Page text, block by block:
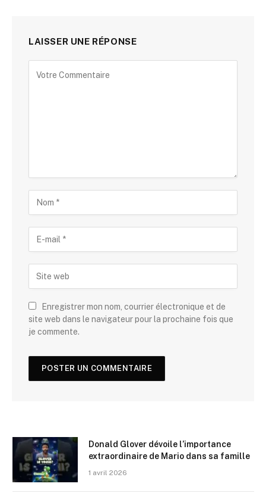
LAISSER UNE RÉPONSE
Enregistrer mon nom, courrier électronique et de
site web dans le navigateur pour la prochaine fois que
je commente.
Donald Glover dévoile l’importance
extraordinaire de Mario dans sa famille
1 avril 2026